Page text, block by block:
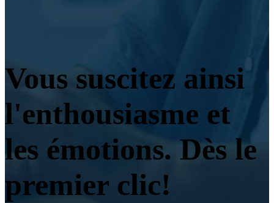
Vous suscitez ainsi
l'enthousiasme et
les émotions. Dès le
premier clic!